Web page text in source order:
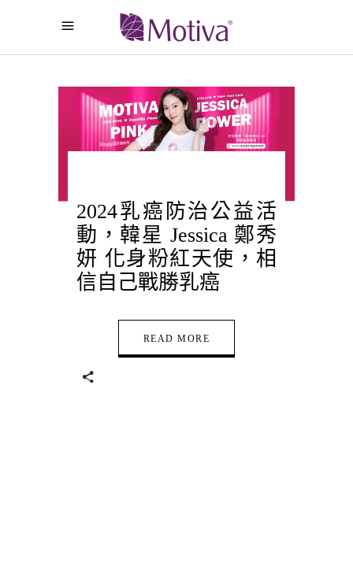
2024乳癌防治公益活
動，韓星 Jessica 鄭秀
妍 化身粉紅天使，相
信自己戰勝乳癌
READ MORE